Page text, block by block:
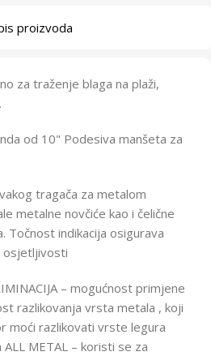
proizvoda
za traženje blaga na plaži,
od 10" Podesiva manšeta za
tragača za metalom
metalne novčiće kao i čelične
Točnost indikacija osigurava
osjetljivosti
– mogućnost primjene
razlikovanja vrsta metala , koji
moći razlikovati vrste legura
METAL – koristi se za